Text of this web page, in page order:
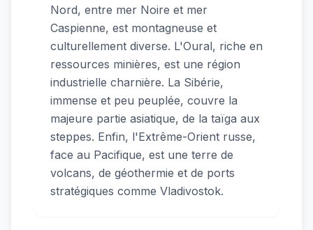
Nord, entre mer Noire et mer
Caspienne, est montagneuse et
culturellement diverse. L'Oural, riche en
ressources minières, est une région
industrielle charnière. La Sibérie,
immense et peu peuplée, couvre la
majeure partie asiatique, de la taïga aux
steppes. Enfin, l'Extrême-Orient russe,
face au Pacifique, est une terre de
volcans, de géothermie et de ports
stratégiques comme Vladivostok.